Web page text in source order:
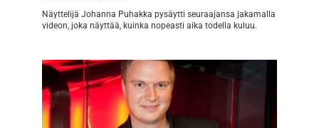
Näyttelijä Johanna Puhakka pysäytti seuraajansa jakamalla
videon, joka näyttää, kuinka nopeasti aika todella kuluu.